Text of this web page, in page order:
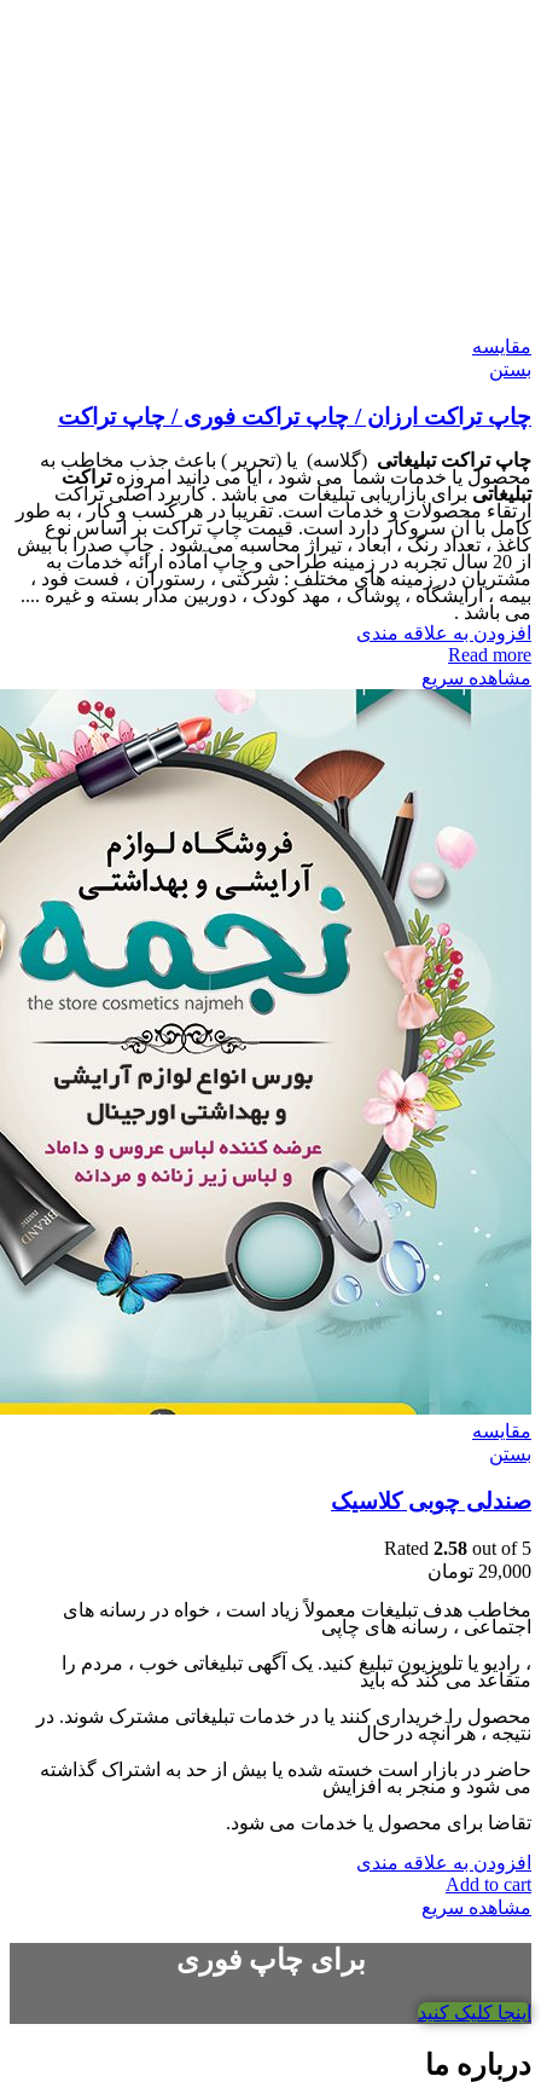
مقایسه
بستن
چاپ تراکت ارزان / چاپ تراکت فوری / چاپ تراکت
چاپ تراکت تبلیغاتی (گلاسه) یا (تحریر ) باعث جذب مخاطب به
محصول یا خدمات شما می شود ، آیا می دانید امروزهتراکت
تبلیغاتیبرای بازاریابی تبلیغات می باشد . کاربرد اصلی تراکت
ارتقاء محصولات و خدمات است. تقریبا در هر کسب و کار ، به طور
کامل با آن سروکار دارد است. قیمت چاپ تراکت بر اساس نوع
کاغذ ، تعداد رنگ ، ابعاد ، تیراژ محاسبه می شود . چاپ صدرا با بیش
از 20 سال تجربه در زمینه طراحی و چاپ آماده ارائه خدمات به
مشتریان در زمینه های مختلف : شرکتی ، رستوران ، فست فود ،
بیمه ، آرایشگاه ، پوشاک ، مهد کودک ، دوربین مدار بسته و غیره ....
می باشد .
افزودن به علاقه مندی
Read more
مشاهده سریع
مقایسه
بستن
صندلی چوبی کلاسیک
Rated 2.58 out of 5
29,000 تومان
مخاطب هدف تبلیغات معمولاً زیاد است ، خواه در رسانه های
اجتماعی ، رسانه های چاپی
، رادیو یا تلویزیون تبلیغ کنید. یک آگهی تبلیغاتی خوب ، مردم را
متقاعد می کند که باید
محصول را خریداری کنند یا در خدمات تبلیغاتی مشترک شوند. در
نتیجه ، هر آنچه در حال
حاضر در بازار است خسته شده یا بیش از حد به اشتراک گذاشته
می شود و منجر به افزایش
تقاضا برای محصول یا خدمات می شود.
افزودن به علاقه مندی
Add to cart
مشاهده سریع
برای چاپ فوری
اینجا کلیک کنید
درباره ما